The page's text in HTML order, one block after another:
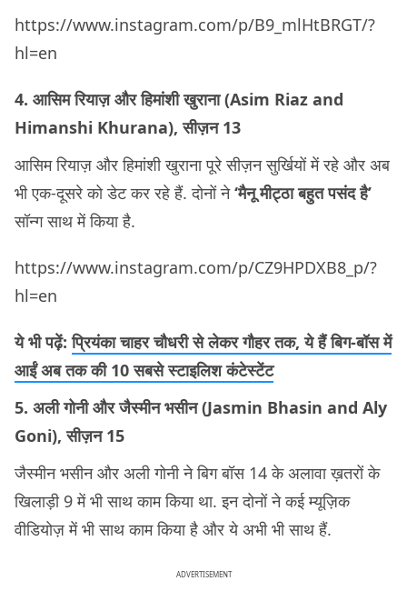
https://www.instagram.com/p/B9_mlHtBRGT/?
hl=en
4. आसिम रियाज़ और हिमांशी खुराना (Asim Riaz and
Himanshi Khurana), सीज़न 13
आसिम रियाज़ और हिमांशी खुराना पूरे सीज़न सुर्खियों में रहे और अब
भी एक-दूसरे को डेट कर रहे हैं. दोनों ने‘मैनू मीट्ठा बहुत पसंद है’
सॉन्ग साथ में किया है.
https://www.instagram.com/p/CZ9HPDXB8_p/?
hl=en
ये भी पढ़ें:प्रियंका चाहर चौधरी से लेकर गौहर तक, ये हैं बिग-बॉस में
आईं अब तक की 10 सबसे स्टाइलिश कंटेस्टेंट
5. अली गोनी और जैस्मीन भसीन (Jasmin Bhasin and Aly
Goni), सीज़न 15
जैस्मीन भसीन और अली गोनी ने बिग बॉस 14 के अलावा ख़तरों के
खिलाड़ी 9 में भी साथ काम किया था. इन दोनों ने कई म्यूज़िक
वीडियोज़ में भी साथ काम किया है और ये अभी भी साथ हैं.
ADVERTISEMENT